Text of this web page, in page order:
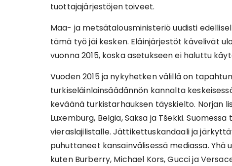
tuottajajärjestöjen toiveet.
Maa- ja metsätalousministeriö uudisti
tämä työ jäi kesken. Eläinjärjestöt kävelivät
vuonna 2015, koska asetukseen ei haluttu
Vuoden 2015 ja nykyhetken välillä on
turkiseläinlainsäädännön kannalta
keväänä turkistarhauksen täyskielto. Norjan
Luxemburg, Belgia, Saksa ja Tšekki.
vieraslajilistalle. Jättikettuskandaali ja
puhuttaneet kansainvälisessä mediassa.
kuten Burberry, Michael Kors, Gucci ja